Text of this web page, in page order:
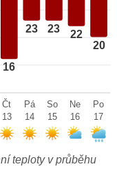
16
23 23 22
20
Čt
13
Pá
14
So
15
Ne
16
Po
17
teploty v průběhu